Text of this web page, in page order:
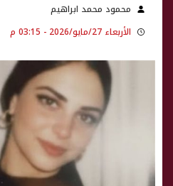
محمود محمد ابراهيم
الأربعاء 27/مايو/2026 - 03:15 م